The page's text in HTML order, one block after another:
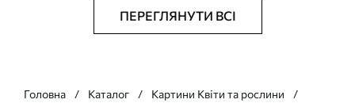
ПЕРЕГЛЯНУТИ ВСІ
Головна Каталог
Картини Квіти та рослини